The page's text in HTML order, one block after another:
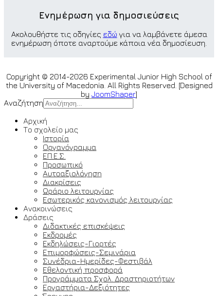
Ενημέρωση για δημοσιεύσεις
Ακολουθήστε τις οδηγίες εδώ για να λαμβάνετε άμεσα
ενημέρωση όποτε αναρτούμε κάποια νέα δημοσίευση.
Copyright © 2014-2026 Experimental Junior High School of
the University of Macedonia. All Rights Reserved. [Designed
by JoomShaper]
Αναζήτηση
Αρχική
Το σχολείο μας
Ιστορία
Οργανόγραμμα
ΕΠ.Ε.Σ.
Προσωπικό
Αυτοαξιολόγηση
Διακρίσεις
Ωράριο λειτουργίας
Εσωτερικός κανονισμός λειτουργίας
Ανακοινώσεις
Δράσεις
Διδακτικές επισκέψεις
Εκδρομές
Εκδηλώσεις-Γιορτές
Επιμορφώσεις-Σεμινάρια
Συνέδρια-Ημερίδες-Φεστιβάλ
Εθελοντική προσφορά
Προγράμματα Σχολ. Δραστηριοτήτων
Εργαστήρια-Δεξιότητες